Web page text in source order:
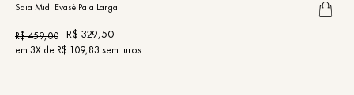
Saia Midi Evasê Pala Larga
R$459,00 R$ 329,50
em 3X de R$ 109,83 sem juros